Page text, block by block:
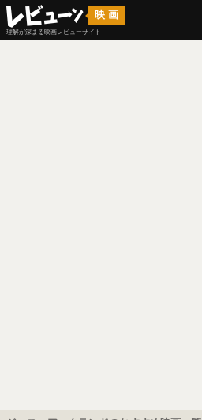
映画
理解が深まる映画レビューサイト